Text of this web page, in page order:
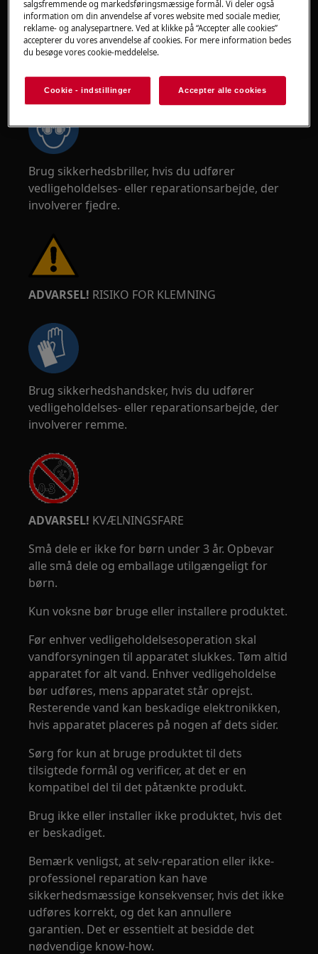
ADVARSEL!RISIKO FOR ØJENSKADE
Brug sikkerhedsbriller, hvis du udfører
vedligeholdelses- eller reparationsarbejde, der
involverer fjedre.
ADVARSEL! RISIKO FOR KLEMNING
Brug sikkerhedshandsker, hvis du udfører
vedligeholdelses- eller reparationsarbejde, der
involverer remme.
ADVARSEL! KVÆLNINGSFARE
Små dele er ikke for børn under 3 år. Opbevar
alle små dele og emballage utilgængeligt for
børn.
Kun voksne bør bruge eller installere produktet.
Før enhver vedligeholdelsesoperation skal
vandforsyningen til apparatet slukkes. Tøm altid
apparatet for alt vand. Enhver vedligeholdelse
bør udføres, mens apparatet står oprejst.
Resterende vand kan beskadige elektronikken,
hvis apparatet placeres på nogen af dets sider.
Sørg for kun at bruge produktet til dets
tilsigtede formål og verificer, at det er en
kompatibel del til det påtænkte produkt.
Brug ikke eller installer ikke produktet, hvis det
er beskadiget.
Bemærk venligst, at selv-reparation eller ikke-
professionel reparation kan have
sikkerhedsmæssige konsekvenser, hvis det ikke
udføres korrekt, og det kan annullere
garantien. Det er essentielt at besidde det
nødvendige know-how.
salgsfremmende og markedsføringsmæssige formål. Vi deler også
information om din anvendelse af vores website med sociale medier,
reklame- og analysepartnere. Ved at klikke på “Accepter alle cookies”
accepterer du vores anvendelse af cookies. For mere information bedes
du besøge vores cookie-meddelelse.
Cookie - indstillinger Accepter alle cookies